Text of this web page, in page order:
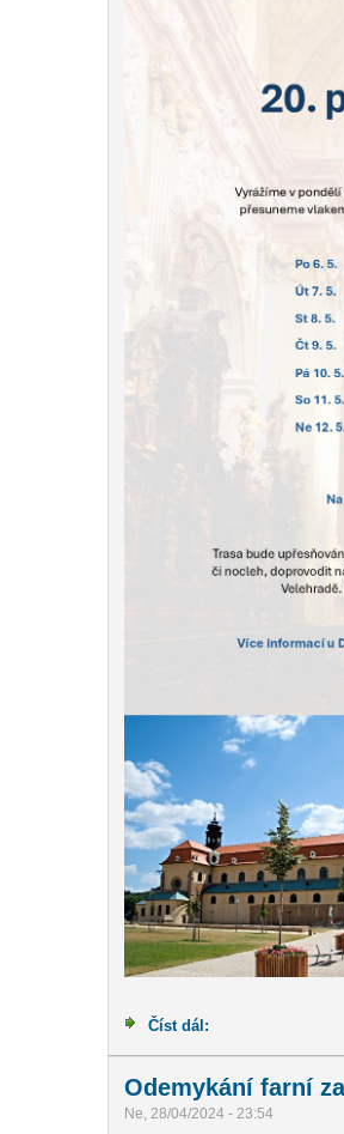
Číst dál:
Odemykání farní
Ne, 28/04/2024 - 23:54